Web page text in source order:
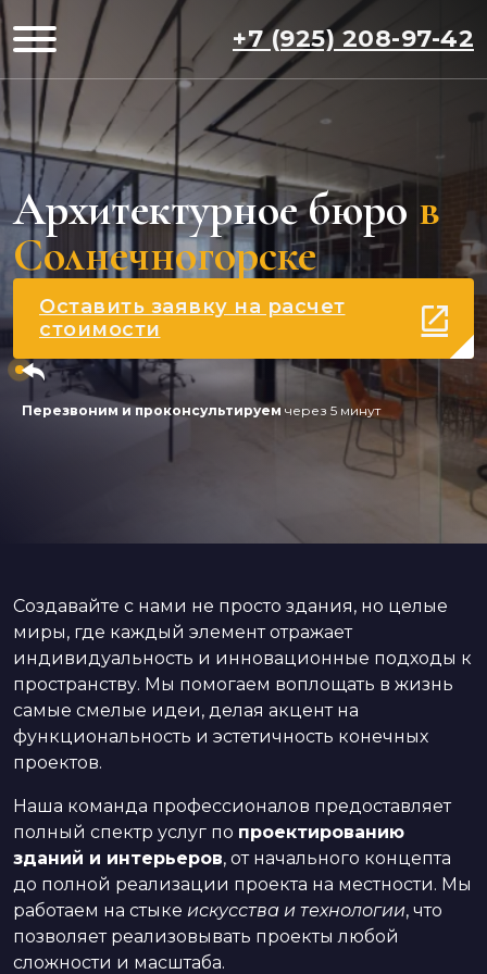
+7 (925) 208-97-42
Архитектурное бюро в
Солнечногорске
Оставить заявку на расчет
стоимости
Перезвоним и проконсультируем через 5 минут
Создавайте с нами не просто здания, но целые
миры, где каждый элемент отражает
индивидуальность и инновационные подходы к
пространству. Мы помогаем воплощать в жизнь
самые смелые идеи, делая акцент на
функциональность и эстетичность конечных
проектов.
Наша команда профессионалов предоставляет
полный спектр услуг по проектированию
зданий и интерьеров, от начального концепта
до полной реализации проекта на местности. Мы
работаем на стыке искусства и технологии, что
позволяет реализовывать проекты любой
сложности и масштаба.